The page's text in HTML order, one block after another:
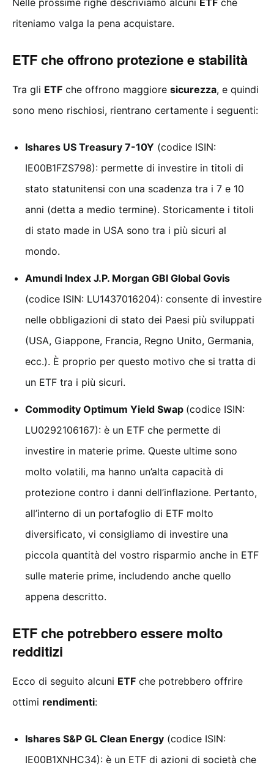
riteniamo valga la pena acquistare.
ETF che offrono protezione e stabilità
Tra gli ETF che offrono maggiore sicurezza, e quindi
sono meno rischiosi, rientrano certamente i seguenti:
Ishares US Treasury 7-10Y (codice ISIN:
IE00B1FZS798): permette di investire in titoli di
stato statunitensi con una scadenza tra i 7 e 10
anni (detta a medio termine). Storicamente i titoli
di stato made in USA sono tra i più sicuri al
mondo.
Amundi Index J.P. Morgan GBI Global Govis
(codice ISIN: LU1437016204): consente di investire
nelle obbligazioni di stato dei Paesi più sviluppati
(USA, Giappone, Francia, Regno Unito, Germania,
ecc.). È proprio per questo motivo che si tratta di
un ETF tra i più sicuri.
Commodity Optimum Yield Swap (codice ISIN:
LU0292106167): è un ETF che permette di
investire in materie prime. Queste ultime sono
molto volatili, ma hanno un’alta capacità di
protezione contro i danni dell’inflazione. Pertanto,
all’interno di un portafoglio di ETF molto
diversificato, vi consigliamo di investire una
piccola quantità del vostro risparmio anche in ETF
sulle materie prime, includendo anche quello
appena descritto.
ETF che potrebbero essere molto
redditizi
Ecco di seguito alcuni ETF che potrebbero offrire
ottimi rendimenti:
Ishares S&P GL Clean Energy (codice ISIN:
IE00B1XNHC34): è un ETF di azioni di società che